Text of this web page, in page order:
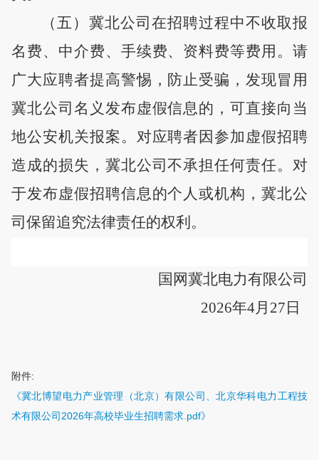
（五 ）冀北公司在招聘过程中不收取报
名费、中介费、手续费、资料费等费用。请
广大应聘者提高警惕，防止受骗，发现冒用
冀北公司名义发布虚假信息的，可直接向当
地公安机关报案。对应聘者因参加虚假招聘
造成的损失，冀北公司不承担任何责任。对
于发布虚假招聘信息的个人或机构，冀北公
司保留追究法律责任的权利。
国网冀北电力有限公司
2026年4月 27 日
附件:
《冀北博望电力产业管理（北京）有限公司、北京华科电力工程技
术有限公司2026年高校毕业生招聘需求.pdf》